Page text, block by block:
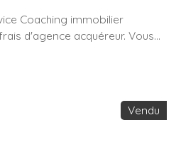
Coaching immobilier
frais d'agence acquéreur. Vous
à Strasbourg
fr
Vendu